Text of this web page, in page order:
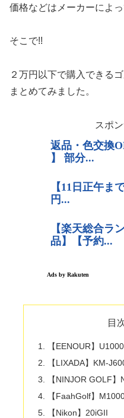
価格などはメーカーによっ
そこで!!
２万円以下で購入できる
まとめてみました。
スポ
目
【EENOUR】
【LIXADA】KM-
【NINJOR GOLF】
【FaahGolf】
【Nikon】20iGII